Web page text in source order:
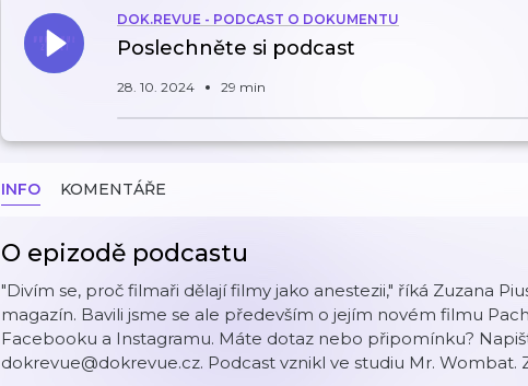
DOK.REVUE - PODCAST O DOKUMENTU
Poslechněte si podcast
28. 10. 2024 29 min
INFO KOMENTÁŘE
O epizodě podcastu
"Divím se, proč filmaři dělají filmy jako anestezii," říká Zuzana
magazín. Bavili jsme se ale především o jejím novém filmu
⁠Facebooku a ⁠Instagramu⁠. Máte dotaz nebo připomínku?
⁠⁠dokrevue@dokrevue.cz⁠. ⁠Podcast vznikl ve studiu Mr. Wombat.